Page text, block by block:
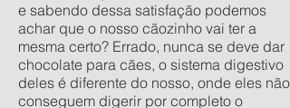
e sabendo dessa satisfação podemos
achar que o nosso cãozinho vai ter a
mesma certo? Errado, nunca se deve dar
chocolate para cães, o sistema digestivo
deles é diferente do nosso, onde eles não
conseguem digerir por completo o